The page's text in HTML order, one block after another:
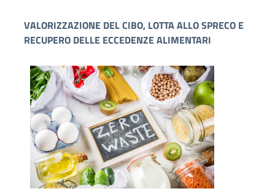
VALORIZZAZIONE DEL CIBO, LOTTA ALLO SPRECO E
RECUPERO DELLE ECCEDENZE ALIMENTARI